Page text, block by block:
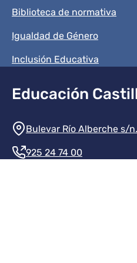
Biblioteca de normativa
Igualdad de Género
Inclusión Educativa
Educación
Información de la
Bulevar Río Alberche s/
925 24 74 00